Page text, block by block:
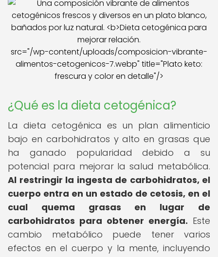
src="/wp-content/uploads/composicion-vibrante-
alimentos-cetogenicos-7.webp" title="Plato keto:
frescura y color en detalle"/>
¿Qué es la dieta cetogénica?
La dieta cetogénica es un plan alimenticio
bajo en carbohidratos y alto en grasas que
ha ganado popularidad debido a su
potencial para mejorar la salud metabólica.
Al restringir la ingesta de carbohidratos, el
cuerpo entra en un estado de cetosis, en el
cual quema grasas en lugar de
carbohidratos para obtener energía. Este
cambio metabólico puede tener varios
efectos en el cuerpo y la mente, incluyendo